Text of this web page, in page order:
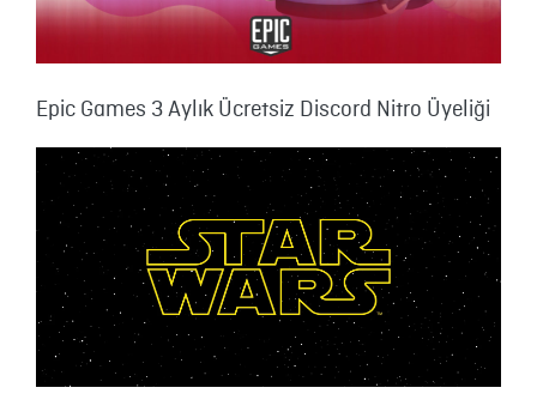
Epic Games 3 Aylık Ücretsiz Discord Nitro Üyeliği